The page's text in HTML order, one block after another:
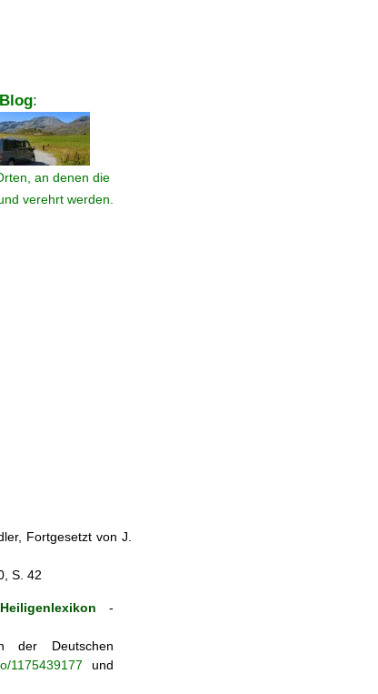
:
an denen die
verehrt werden.
Fortgesetzt von J.
S. 42
-
der Deutschen
1175439177 und